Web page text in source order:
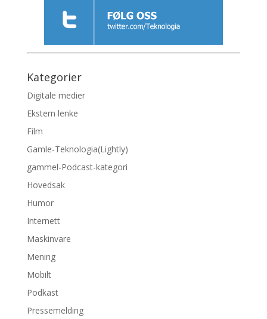
Kategorier
Digitale medier
Ekstern lenke
Film
Gamle-Teknologia(Lightly)
gammel-Podcast-kategori
Hovedsak
Humor
Internett
Maskinvare
Mening
Mobilt
Podkast
Pressemelding